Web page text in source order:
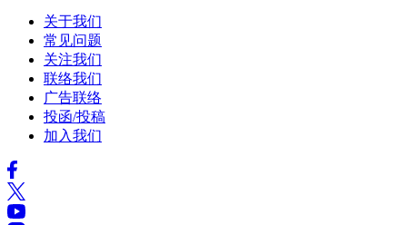
关于我们
常见问题
关注我们
联络我们
广告联络
投函/投稿
加入我们